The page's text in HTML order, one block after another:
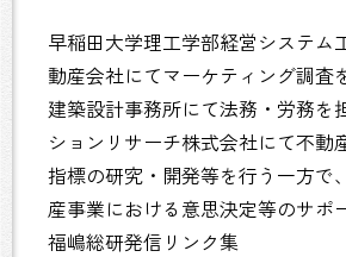
早稲田大学理工学部経営システム
動産会社にてマーケティング調査
建築設計事務所にて法務・労務を
ションリサーチ株式会社にて不動
指標の研究・開発等を行う一方で
産事業における意思決定等のサポ
福嶋総研発信リンク集